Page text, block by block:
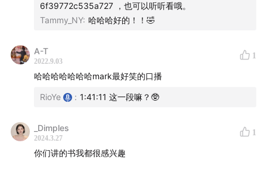
平衡体系的突破：怀孕的女吸烟者
合？】
的」
1:13:46 【 Case: 如果你赶着上班前，发现停车位被堵住
6f39772c535a727 ，也可以听听看哦。
Tammy_NY: 哈哈哈好的！！🤣
A-T
2022.9.03
1
哈哈哈哈哈哈哈mark最好笑的口播
RioYe : 1:41:11 这一段嘛？🥸
_Dimples
2024.3.27
1
你们讲的书我都很感兴趣